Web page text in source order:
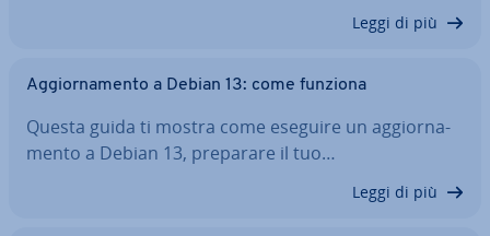
Leggi di più
Ag­gior­na­men­to a Debian 13: come funziona
Questa guida ti mostra come eseguire un ag­gior­na­
men­to a Debian 13, preparare il tuo…
Leggi di più